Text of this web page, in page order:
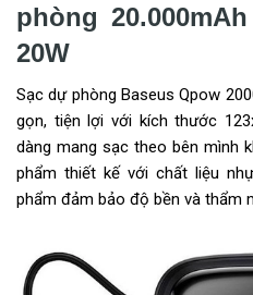
phòng
20W
Sạc dự phòng Baseus Qpow
gọn, tiện lợi với kích thước
dàng mang sạc theo bên mình
phẩm thiết kế với chất liệu
phẩm đảm bảo độ bền và thẩm